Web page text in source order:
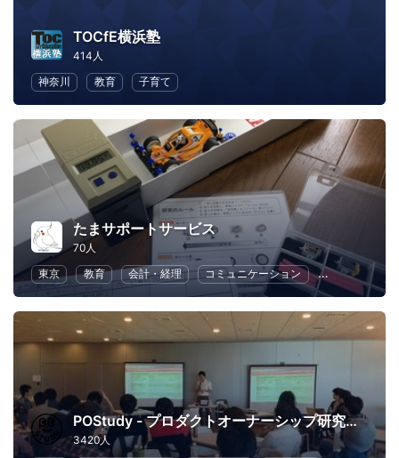
TOCfE横浜塾
414人
神奈川
教育 子育て
たまサポートサービス
70人
東京
教育 会計・経理 コミュニケーション ビジネス戦略
POStudy - プロダクトオーナーシップ研究会 -
3420人